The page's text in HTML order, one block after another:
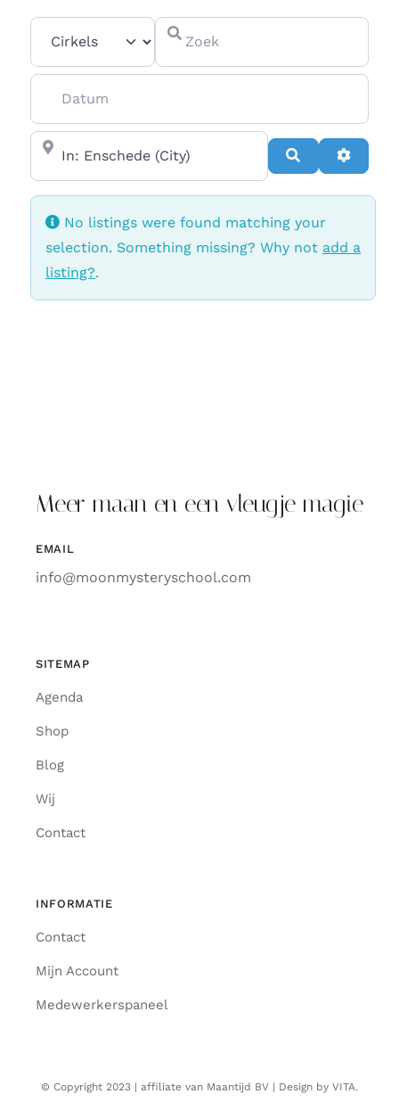
Zoek
In de buurt van
Search
No listings were found matching your
selection. Something missing? Why not add a
listing?.
Meer maan en een vleugje magie
EMAIL
info@moonmysteryschool.com
SITEMAP
Agenda
Shop
Blog
Wij
Contact
INFORMATIE
Contact
Mijn Account
Medewerkerspaneel
© Copyright 2023 | affiliate van Maantijd BV | Design by VITA.